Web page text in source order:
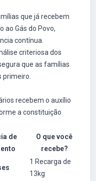
que já recebem
ao Gás do Povo,
contínua.
criteriosa dos
que as famílias
recebem o auxílio
a constituição
de
O que você
recebe?
1 Recarga de
13kg